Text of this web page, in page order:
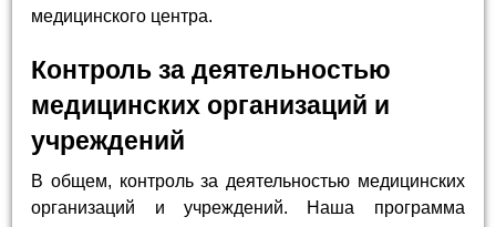
медицинского центра.
Контроль за деятельностью
медицинских организаций и
учреждений
В общем, контроль за деятельностью медицинских
организаций и учреждений. Наша программа